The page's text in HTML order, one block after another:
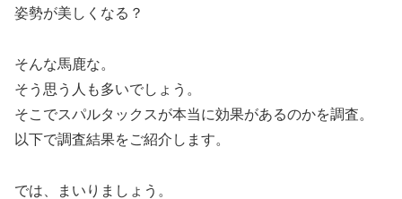
姿勢が美しくなる？
そんな馬鹿な。
そう思う人も多いでしょう。
そこでスパルタックスが本当に効果があるのかを調査。
以下で調査結果をご紹介します。
では、まいりましょう。